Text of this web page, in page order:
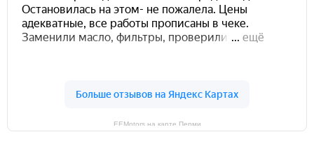
EEMotors на карте Перми